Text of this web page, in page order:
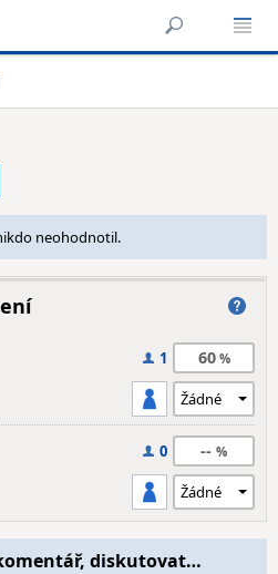
neohodnotil.
1 60
0 --
diskutovat…